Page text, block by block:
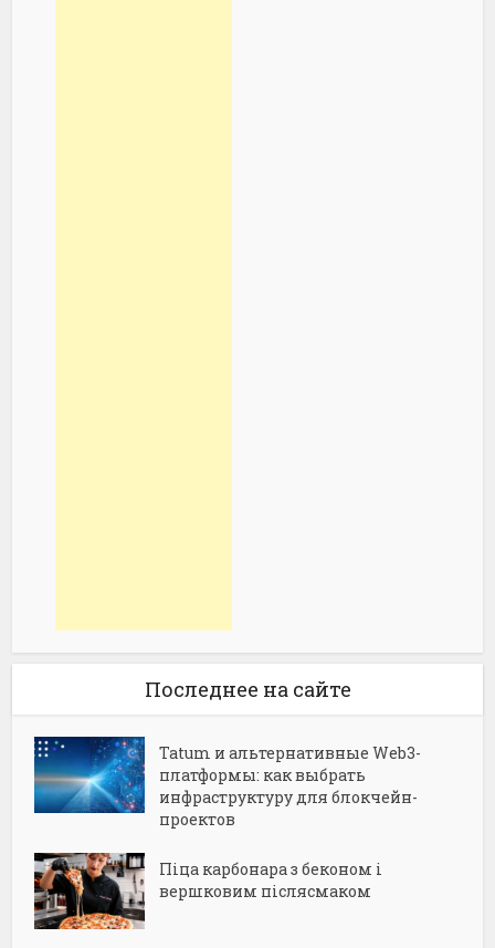
Последнее на сайте
Tatum и альтернативные Web3-
платформы: как выбрать
инфраструктуру для блокчейн-
проектов
Піца карбонара з беконом і
вершковим післясмаком